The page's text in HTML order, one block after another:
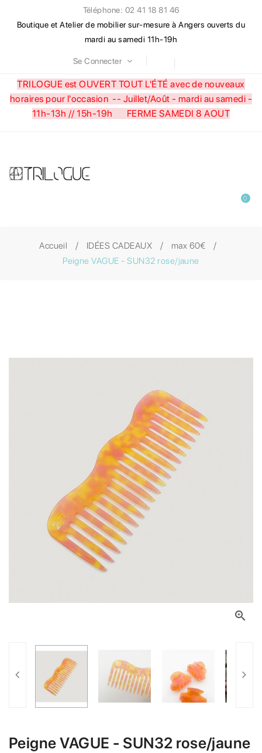
Téléphone: 02 41 18 81 46
Boutique et Atelier de mobilier sur-mesure à Angers ouverts du
mardi au samedi 11h-19h
Se Connecter
TRILOGUE est OUVERT TOUT L'ÉTÉ avec de nouveaux
horaires pour l'occasion -- Juillet/Août - mardi au samedi -
11h-13h // 15h-19h FERME SAMEDI 8 AOUT
0
Accueil IDÉES CADEAUX
max 60€
Peigne VAGUE - SUN32 rose/jaune

Peigne VAGUE - SUN32 rose/jaune